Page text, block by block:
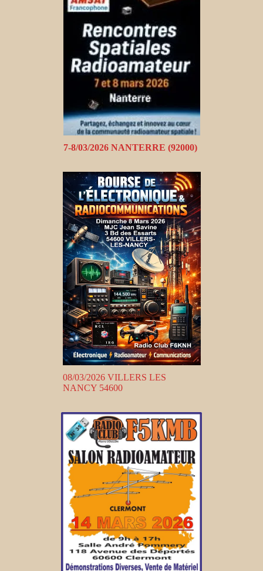
7-8/03/2026 NANTERRE (92000)
08/03/2026 VILLERS LES
NANCY 54600